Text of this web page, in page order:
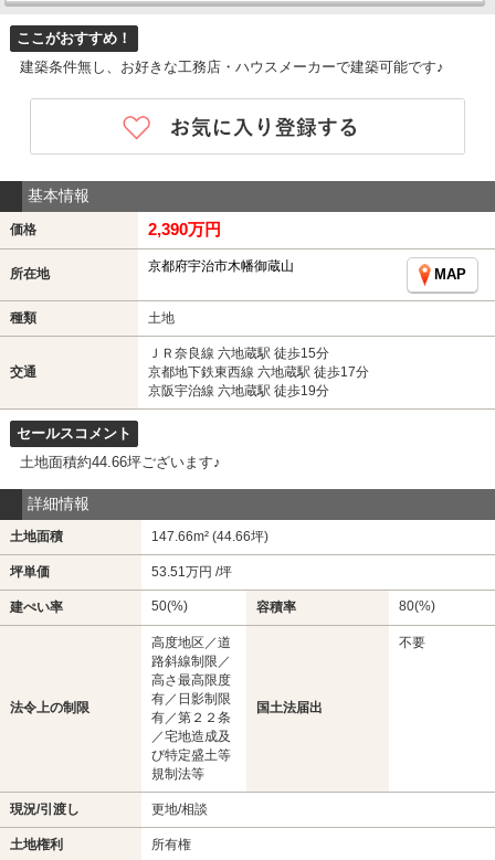
ここがおすすめ！
建築条件無し、お好きな工務店・ハウスメーカーで建築可能です♪
基本情報
価格 2,390万円
所在地 京都府宇治市木幡御蔵山
MAP
種類 土地
交通
ＪＲ奈良線 六地蔵駅 徒歩15分
京都地下鉄東西線 六地蔵駅 徒歩17分
京阪宇治線 六地蔵駅 徒歩19分
セールスコメント
土地面積約44.66坪ございます♪
詳細情報
土地面積 147.66m² (44.66坪)
坪単価 53.51万円 /坪
建ぺい率 50(%) 容積率 80(%)
法令上の制限
高度地区／道
路斜線制限／
高さ最高限度
有／日影制限
有／第２２条
／宅地造成及
び特定盛土等
規制法等
国土法届出
不要
現況/引渡し 更地/相談
土地権利 所有権